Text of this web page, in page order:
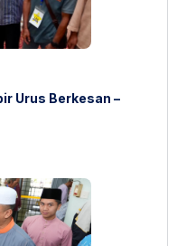
Urus Berkesan –